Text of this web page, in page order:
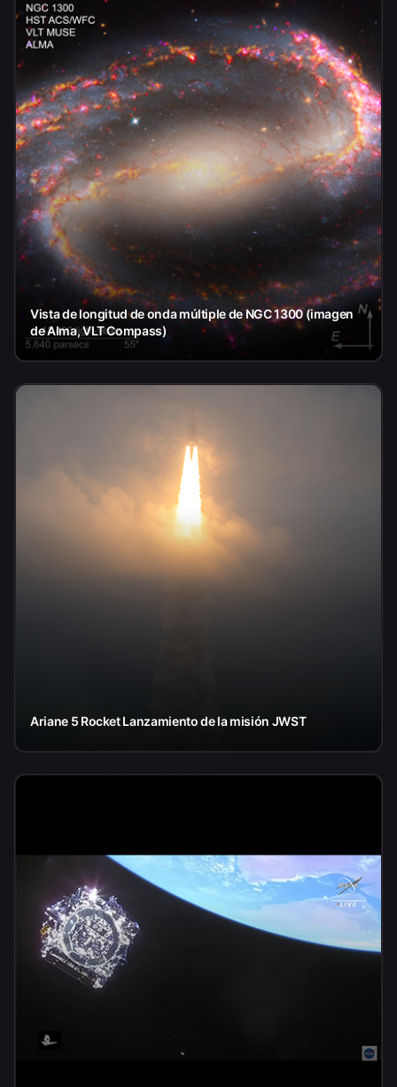
Vista de longitud de onda múltiple de NGC 1300 (imagen
de Alma, VLT Compass)
Ariane 5 Rocket Lanzamiento de la misión JWST